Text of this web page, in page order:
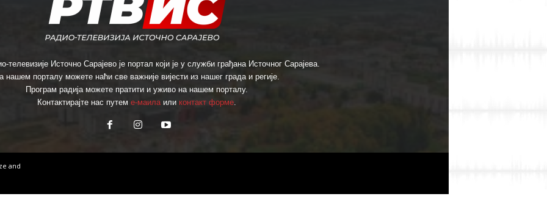
телевизије Источно Сарајево је портал који је у служби грађана Источног Сарајева.
нашем порталу можете наћи све важније вијести из нашег града и регије.
Програм радија можете пратити и уживо на нашем порталу.
Контактирајте нас путем е-маилаили контакт форме.
and